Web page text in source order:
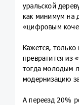
уральской
как минимум на
«цифровым
Кажется,
превратится из
тогда молодым
модернизацию
А переезд 20%